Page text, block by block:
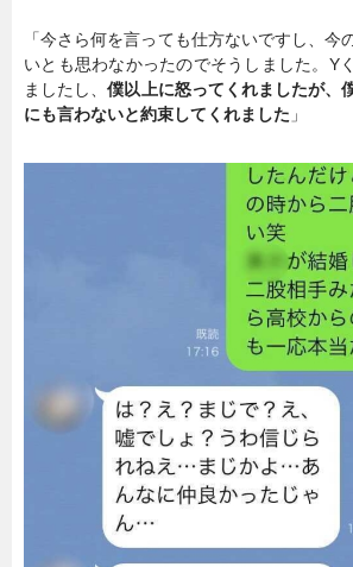
「今さら何を言っても仕方ないですし、今
いとも思わなかったのでそうしました。Y
ましたし、僕以上に怒ってくれましたが、
にも言わないと約束してくれました 」